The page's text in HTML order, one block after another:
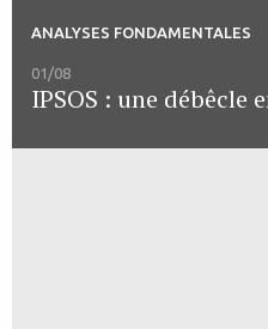
ANALYSES FONDAMENTALES
01/08
IPSOS : une débêcle